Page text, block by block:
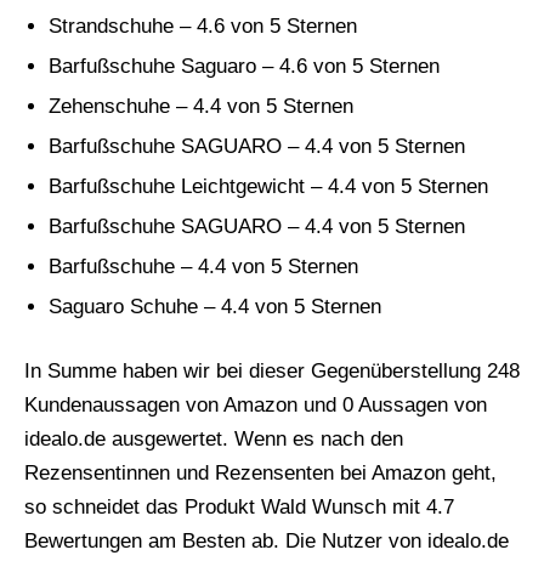
Strandschuhe – 4.6 von 5 Sternen
Barfußschuhe Saguaro – 4.6 von 5 Sternen
Zehenschuhe – 4.4 von 5 Sternen
Barfußschuhe SAGUARO – 4.4 von 5 Sternen
Barfußschuhe Leichtgewicht – 4.4 von 5 Sternen
Barfußschuhe SAGUARO – 4.4 von 5 Sternen
Barfußschuhe – 4.4 von 5 Sternen
Saguaro Schuhe – 4.4 von 5 Sternen
In Summe haben wir bei dieser Gegenüberstellung 248
Kundenaussagen von Amazon und 0 Aussagen von
idealo.de ausgewertet. Wenn es nach den
Rezensentinnen und Rezensenten bei Amazon geht,
so schneidet das Produkt Wald Wunsch mit 4.7
Bewertungen am Besten ab. Die Nutzer von idealo.de